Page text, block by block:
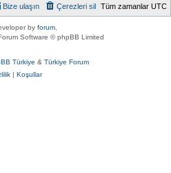
Tüm zamanlar UTC
Çerezleri sil
Bize ulaşın
by forum
Software © phpBB Limited
Türkiye & Türkiye Forum
| Koşullar